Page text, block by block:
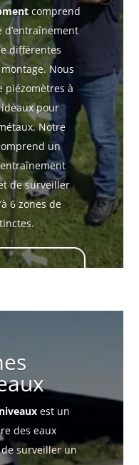
comprend
différentes
Nous
piézomètres à
pour
Notre
un
de surveiller
6 zones de
est un
des eaux
surveiller un